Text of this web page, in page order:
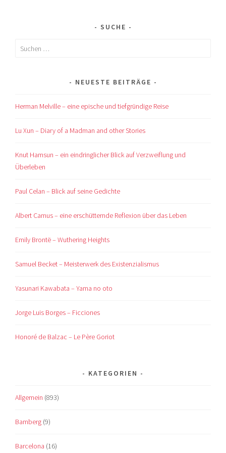
SUCHE
Suchen
NEUESTE BEITRÄGE
Herman Melville – eine epische und tiefgründige Reise
Lu Xun – Diary of a Madman and other Stories
Knut Hamsun – ein eindringlicher Blick auf Verzweiflung und
Überleben
Paul Celan – Blick auf seine Gedichte
Albert Camus – eine erschütternde Reflexion über das Leben
Emily Brontë – Wuthering Heights
Samuel Becket – Meisterwerk des Existenzialismus
Yasunari Kawabata – Yama no oto
Jorge Luis Borges – Ficciones
Honoré de Balzac – Le Père Goriot
KATEGORIEN
Allgemein (893)
Bamberg (9)
Barcelona (16)